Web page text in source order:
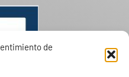
de